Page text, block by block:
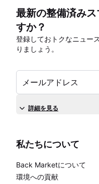
最新の整備済み
すか？
登録しておトクなニュー
りましょう。
メールアドレス
詳細を見る
私たちについて
Back Marketについて
環境への貢献